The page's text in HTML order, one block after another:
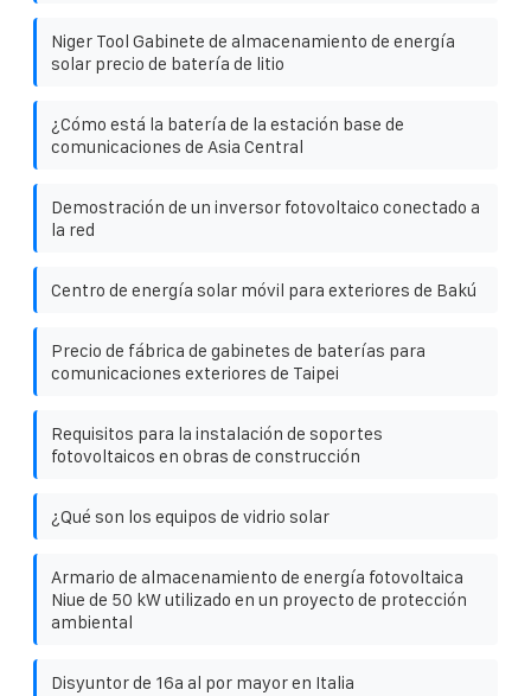
Niger Tool Gabinete de almacenamiento de energía
solar precio de batería de litio
¿Cómo está la batería de la estación base de
comunicaciones de Asia Central
Demostración de un inversor fotovoltaico conectado a
la red
Centro de energía solar móvil para exteriores de Bakú
Precio de fábrica de gabinetes de baterías para
comunicaciones exteriores de Taipei
Requisitos para la instalación de soportes
fotovoltaicos en obras de construcción
¿Qué son los equipos de vidrio solar
Armario de almacenamiento de energía fotovoltaica
Niue de 50 kW utilizado en un proyecto de protección
ambiental
Disyuntor de 16a al por mayor en Italia